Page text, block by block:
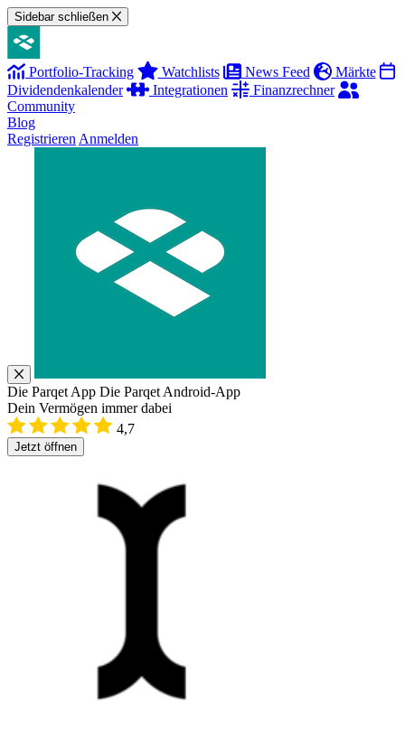
Sidebar schließen
Portfolio-Tracking Watchlists News Feed
Märkte
Dividendenkalender
Integrationen
Finanzrechner
Community
Blog
Registrieren Anmelden
Die Parqet App Die Parqet Android-App
Dein Vermögen immer dabei
4,7
Jetzt öffnen